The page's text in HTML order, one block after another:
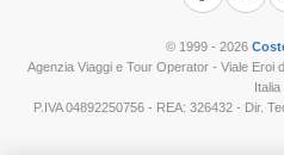
© 1999 - 2026
Agenzia Viaggi e Tour Operator - Viale Eroi
Italia
P.IVA 04892250756 - REA: 326432 - Dir.